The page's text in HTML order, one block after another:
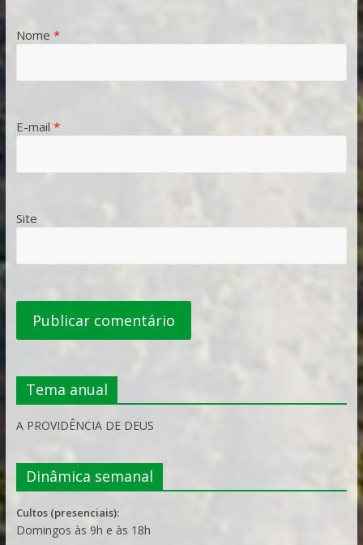
Nome *
E-mail *
Site
Tema anual
A PROVIDÊNCIA DE DEUS
Dinâmica semanal
Cultos (presenciais):
Domingos às 9h e às 18h